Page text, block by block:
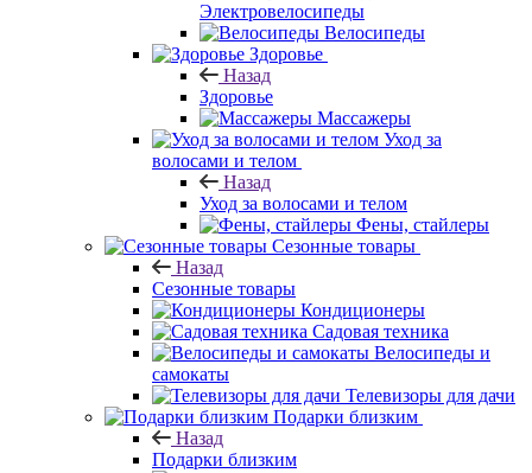
Электровелосипеды
Велосипеды
Здоровье
Назад
Здоровье
Массажеры
Уход за
волосами и телом
Назад
Уход за волосами и телом
Фены, стайлеры
Сезонные товары
Назад
Сезонные товары
Кондиционеры
Садовая техника
Велосипеды и
самокаты
Телевизоры для дачи
Подарки близким
Назад
Подарки близким